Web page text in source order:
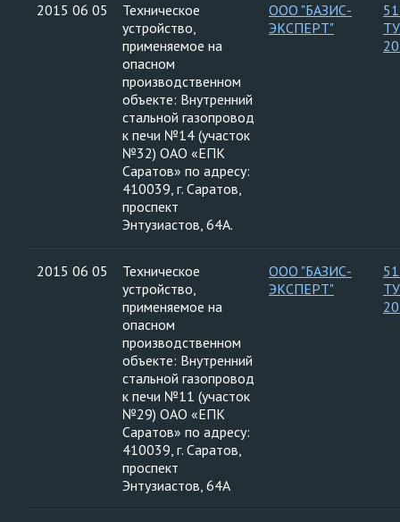
2015 06 05
Техническое
устройство,
применяемое на
опасном
производственном
объекте: Внутренний
стальной газопровод
к печи №14 (участок
№32) ОАО «ЕПК
Саратов» по адресу:
410039, г. Саратов,
проспект
Энтузиастов, 64А.
ООО "БАЗИС-
ЭКСПЕРТ"
2015 06 05
Техническое
устройство,
применяемое на
опасном
производственном
объекте: Внутренний
стальной газопровод
к печи №11 (участок
№29) ОАО «ЕПК
Саратов» по адресу:
410039, г. Саратов,
проспект
Энтузиастов, 64А
ООО "БАЗИС-
ЭКСПЕРТ"